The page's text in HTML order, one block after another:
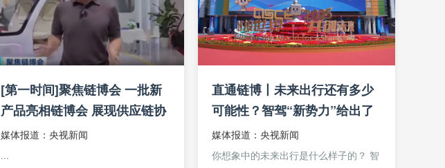
[第一时间]聚焦链博会 一批新
产品亮相链博会 展现供应链协
同创新能力
媒体报道：央视新闻
...
直通链博丨未来出行还有多少
可能性？智驾“新势力”给出了
答案
媒体报道：央视新闻
你想象中的未来出行是什么样子的？ 智